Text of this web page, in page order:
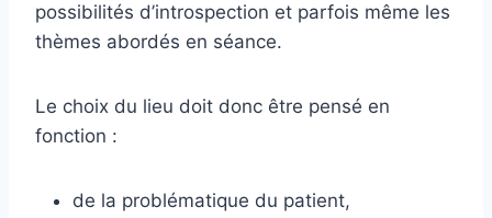
possibilités d’introspection et parfois même les
thèmes abordés en séance.
Le choix du lieu doit donc être pensé en
fonction :
de la problématique du patient,